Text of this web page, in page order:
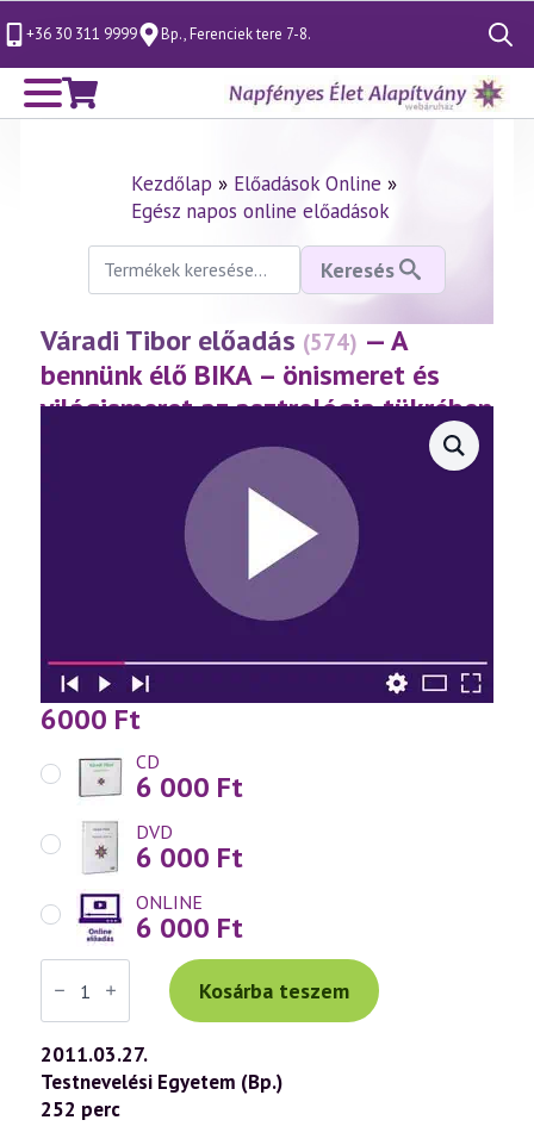
+36 30 311 9999 Bp., Ferenciek tere 7-8.
Search
for:
Kezdőlap » Előadások Online »
Egész napos online előadások
Keresés
következőre:
Keresés
Váradi Tibor előadás (574) — A
bennünk élő BIKA – önismeret és
világismeret az asztrológia tükrében
(2011.03.27.)
6000 Ft
CD
6 000 Ft
DVD
6 000 Ft
ONLINE
6 000 Ft
Váradi
Tibor
előadás
(574)
—
A
bennünk
élő
BIKA
Kosárba teszem
2011.03.27.
Testnevelési Egyetem (Bp.)
252 perc